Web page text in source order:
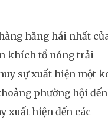
hăng hái nhất
khích tổ nóng trải
sự xuất hiện một
phường hội đến
xuất hiện đến các